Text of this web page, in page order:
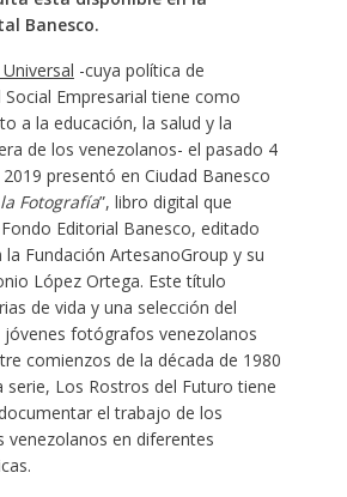
Banesco.
-cuya política de
Social Empresarial tiene como
a la educación, la salud y la
de los venezolanos- el pasado 4
presentó en Ciudad Banesco
Fotografía”, libro digital que
Editorial Banesco, editado
Fundación ArtesanoGroup y su
López Ortega. Este título
de vida y una selección del
fotógrafos venezolanos
comienzos de la década de 1980
serie, Los Rostros del Futuro tiene
el trabajo de los
venezolanos en diferentes